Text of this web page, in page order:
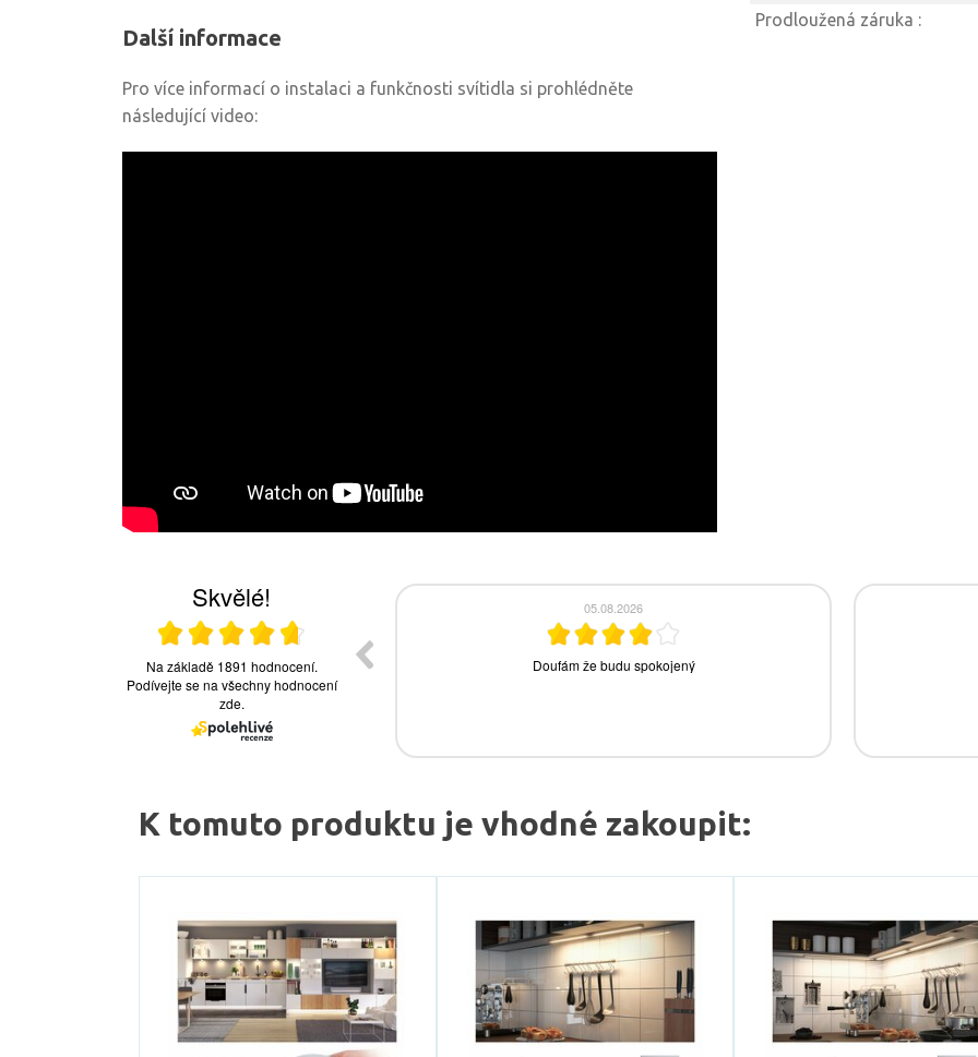
Další informace
Pro více informací o instalaci a funkčnosti svítidla si prohlédněte
následující video:
Prodloužená záruka :
K tomuto produktu je vhodné zakoupit: